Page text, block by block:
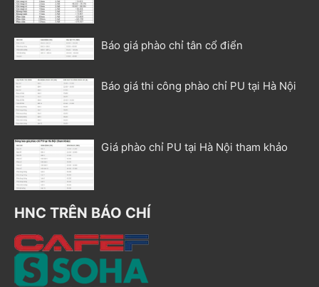
Báo giá phào chỉ tân cổ điển
Báo giá thi công phào chỉ PU tại Hà Nội
Giá phào chỉ PU tại Hà Nội tham khảo
HNC TRÊN BÁO CHÍ